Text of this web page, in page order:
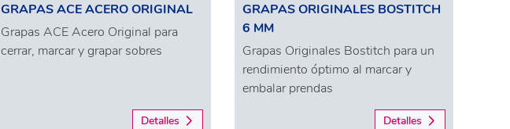
GRAPAS ACE ACERO ORIGINAL
Grapas ACE Acero Original para
cerrar, marcar y grapar sobres
Detalles
GRAPAS ORIGINALES BOSTITCH
6 MM
Grapas Originales Bostitch para un
rendimiento óptimo al marcar y
embalar prendas
Detalles